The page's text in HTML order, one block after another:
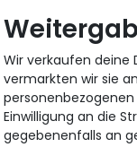
Wir verkaufen
vermarkten wir sie
Einwilligung an die
gegebenenfalls an